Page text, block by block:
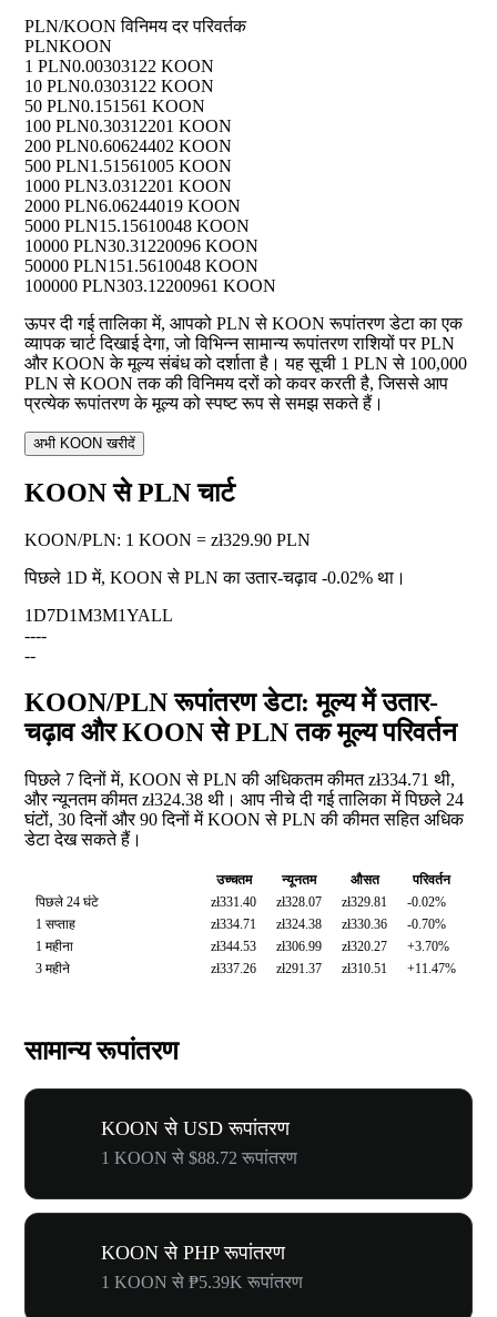
PLN/KOON विनिमय दर परिवर्तक
PLNKOON
1 PLN0.00303122 KOON
10 PLN0.0303122 KOON
50 PLN0.151561 KOON
100 PLN0.30312201 KOON
200 PLN0.60624402 KOON
500 PLN1.51561005 KOON
1000 PLN3.0312201 KOON
2000 PLN6.06244019 KOON
5000 PLN15.15610048 KOON
10000 PLN30.31220096 KOON
50000 PLN151.5610048 KOON
100000 PLN303.12200961 KOON
ऊपर दी गई तालिका में, आपको PLN से KOON रूपांतरण डेटा का एक
व्यापक चार्ट दिखाई देगा, जो विभिन्न सामान्य रूपांतरण राशियों पर PLN
और KOON के मूल्य संबंध को दर्शाता है। यह सूची 1 PLN से 100,000
PLN से KOON तक की विनिमय दरों को कवर करती है, जिससे आप
प्रत्येक रूपांतरण के मूल्य को स्पष्ट रूप से समझ सकते हैं।
अभी KOON खरीदें
KOON से PLN चार्ट
KOON/PLN: 1 KOON = zł329.90 PLN
पिछले 1D में, KOON से PLN का उतार-चढ़ाव -0.02% था।
1D7D1M3M1YALL
----
--
KOON/PLN रूपांतरण डेटा: मूल्य में उतार-
चढ़ाव और KOON से PLN तक मूल्य परिवर्तन
पिछले 7 दिनों में, KOON से PLN की अधिकतम कीमत zł334.71 थी,
और न्यूनतम कीमत zł324.38 थी। आप नीचे दी गई तालिका में पिछले 24
घंटों, 30 दिनों और 90 दिनों में KOON से PLN की कीमत सहित अधिक
डेटा देख सकते हैं।
उच्चतम न्यूनतम औसत
परिवर्तन
पिछले 24 घंटे
zł331.40 zł328.07 zł329.81
-0.02%
1 सप्ताह
zł334.71 zł324.38 zł330.36
-0.70%
1 महीना
zł344.53 zł306.99 zł320.27
+3.70%
3 महीने
zł337.26 zł291.37 zł310.51 +11.47%
सामान्य रूपांतरण
KOON से USD रूपांतरण
1 KOON से $88.72 रूपांतरण
KOON से PHP रूपांतरण
1 KOON से ₱5.39K रूपांतरण